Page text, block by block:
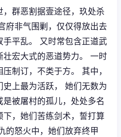
群恶割据壹途径，玖处杀
府非气围剿，仅仅得放出去
平乱。 又时常包含正道武
宏大式的恶道势力。 一时
制订，不类于方。 其中，
上最为活跃， 她们无数为
被屠村的孤儿，处处多名
，她们苦练剑术，誓打算
的怒火中，她们放弃终甲